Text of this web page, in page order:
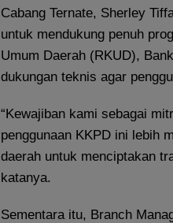
Cabang Ternate, Sherley
untuk mendukung penuh
Umum Daerah (RKUD),
dukungan teknis agar
​“Kewajiban kami sebagai
penggunaan KKPD ini lebih
daerah untuk menciptakan
katanya.
​Sementara itu, Branch